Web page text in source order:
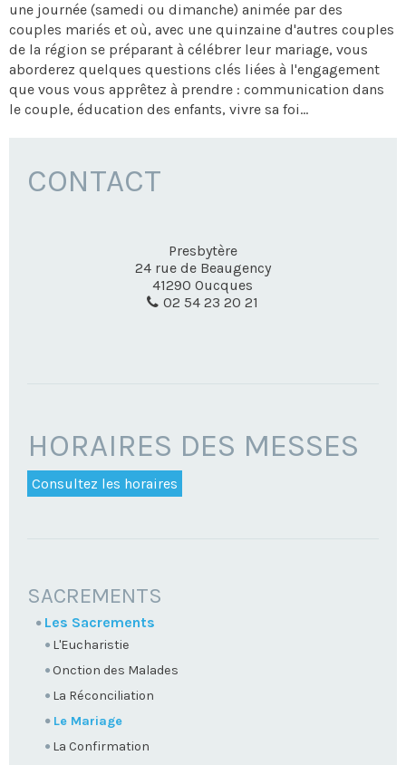
une journée (samedi ou dimanche) animée par des
couples mariés et où, avec une quinzaine d'autres couples
de la région se préparant à célébrer leur mariage, vous
aborderez quelques questions clés liées à l'engagement
que vous vous apprêtez à prendre : communication dans
le couple, éducation des enfants, vivre sa foi...
CONTACT
Presbytère
24 rue de Beaugency
41290 Oucques
02 54 23 20 21
HORAIRES DES MESSES
Consultez les horaires
NAVIGATION
SACREMENTS
Les Sacrements
L'Eucharistie
Onction des Malades
La Réconciliation
Le Mariage
La Confirmation